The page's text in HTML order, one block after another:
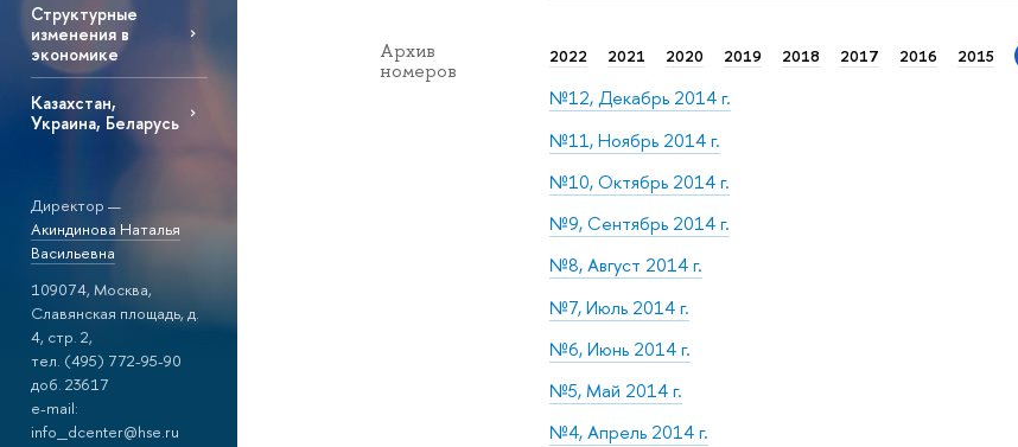
Структурные
изменения в
экономике
Казахстан,
Украина, Беларусь
Директор —
Акиндинова Наталья
Васильевна
109074, Москва,
Славянская площадь, д.
4, стр. 2,
тел. (495) 772-95-90
доб. 23617
e-mail:
info_dcenter@hse.ru
Архив
номеров
2022 2021 2020 2019 2018 2017 2016 2015
№12, Декабрь 2014 г.
№11, Ноябрь 2014 г.
№10, Октябрь 2014 г.
№9, Сентябрь 2014 г.
№8, Август 2014 г.
№7, Июль 2014 г.
№6, Июнь 2014 г.
№5, Май 2014 г.
№4, Апрель 2014 г.